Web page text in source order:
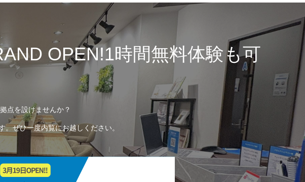
OPEN!1時間無料体験も可
点を設けませんか？
ぜひ一度内覧にお越しください。